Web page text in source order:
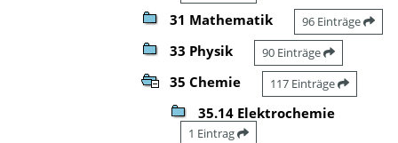
31 Mathematik 96 Einträge
33 Physik 90 Einträge
35 Chemie 117 Einträge
35.14 Elektrochemie
1 Eintrag